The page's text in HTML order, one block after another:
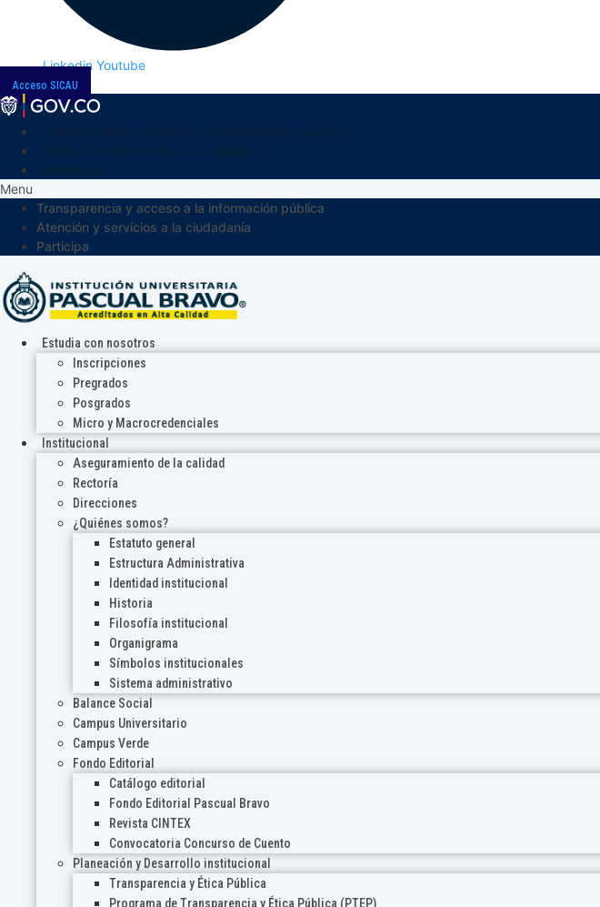
Linkedin Youtube
Acceso SICAU
Menu
Transparencia y acceso a la información pública
Atención y servicios a la ciudadanía
Participa
Estudia con nosotros
Inscripciones
Pregrados
Posgrados
Micro y Macrocredenciales
Institucional
Aseguramiento de la calidad
Rectoría
Direcciones
¿Quiénes somos?
Estatuto general
Estructura Administrativa
Identidad institucional
Historia
Filosofía institucional
Organigrama
Símbolos institucionales
Sistema administrativo
Balance Social
Campus Universitario
Campus Verde
Fondo Editorial
Catálogo editorial
Fondo Editorial Pascual Bravo
Revista CINTEX
Convocatoria Concurso de Cuento
Planeación y Desarrollo institucional
Transparencia y Ética Pública
Programa de Transparencia y Ética Pública (PTEP)